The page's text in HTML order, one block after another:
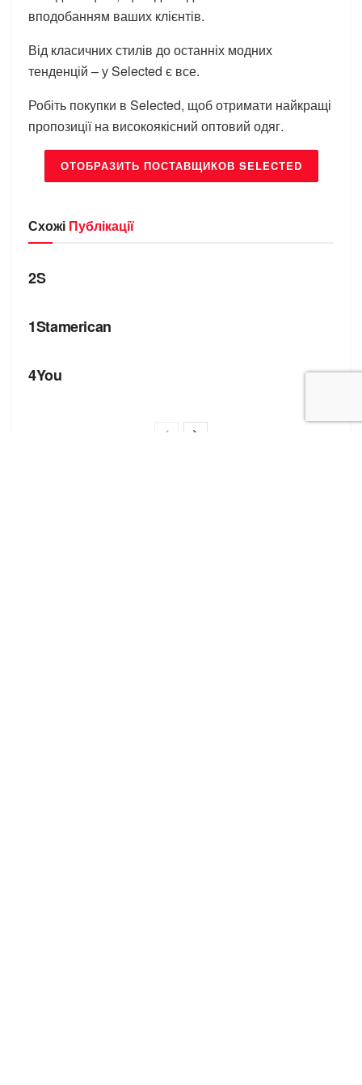
вподобанням ваших клієнтів.
Від класичних стилів до останніх модних
тенденцій – у Selected є все.
Робіть покупки в Selected, щоб отримати найкращі
пропозиції на високоякісний оптовий одяг.
ОТОБРАЗИТЬ ПОСТАВЩИКОВ SELECTED
Схожі Публікації
БРЕНДИ
2S
1Stamerican
4You